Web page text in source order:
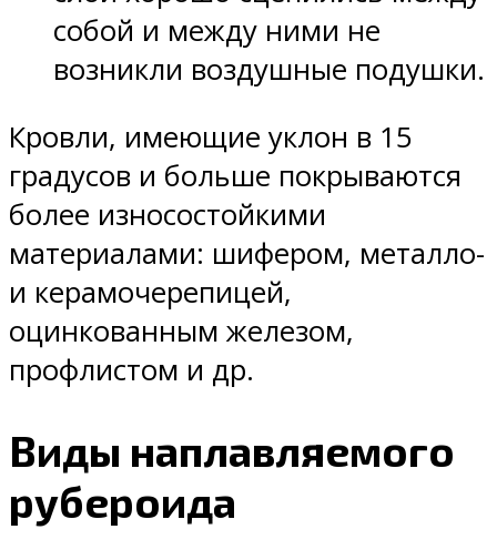
собой и между ними не
возникли воздушные подушки.
Кровли, имеющие уклон в 15
градусов и больше покрываются
более износостойкими
материалами: шифером, металло-
и керамочерепицей,
оцинкованным железом,
профлистом и др.
Виды наплавляемого
рубероида